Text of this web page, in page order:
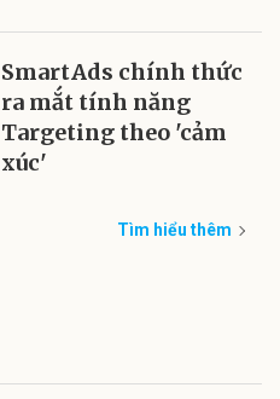
SmartAds chính thức
ra mắt tính năng
Targeting theo 'cảm
xúc'
Tìm hiểu thêm